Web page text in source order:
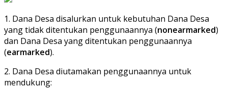
1. Dana Desa disalurkan untuk kebutuhan Dana Desa
yang tidak ditentukan penggunaannya (nonearmarked)
dan Dana Desa yang ditentukan penggunaannya
(earmarked).
2. Dana Desa diutamakan penggunaannya untuk
mendukung: